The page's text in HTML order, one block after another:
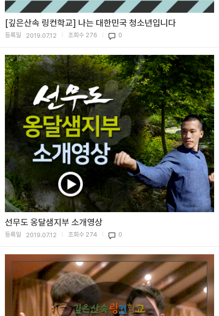
[깊은산속 링컨학교] 나는 대한민국 청소년입니다
등록일 2019.07.12 조회수 276 0
선무도 옹달샘지부 소개영상
등록일 2019.07.12 조회수 274 0